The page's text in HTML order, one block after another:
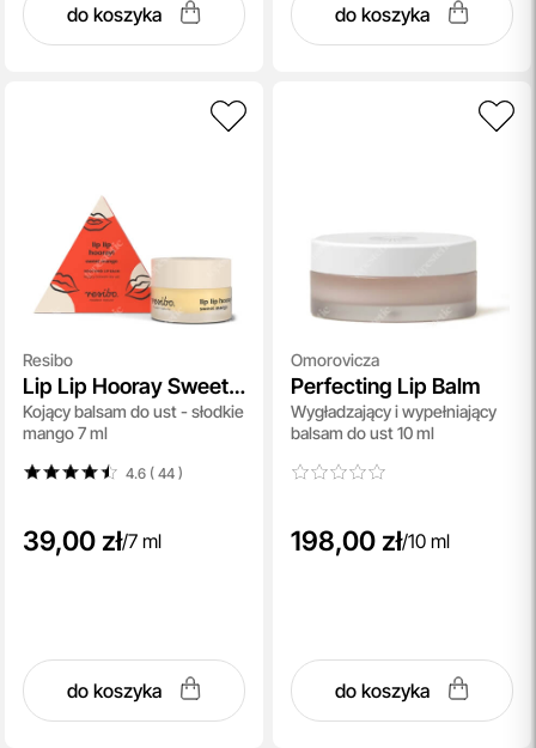
do koszyka do koszyka
Resibo
Lip Lip Hooray Sweet
Mango
Kojący balsam do ust - słodkie
mango 7 ml
4.6 ( 44)
39,00 zł/7 ml
do koszyka
Omorovicza
Perfecting Lip Balm
Wygładzający i wypełniający
balsam do ust 10 ml
198,00 zł/10 ml
do koszyka